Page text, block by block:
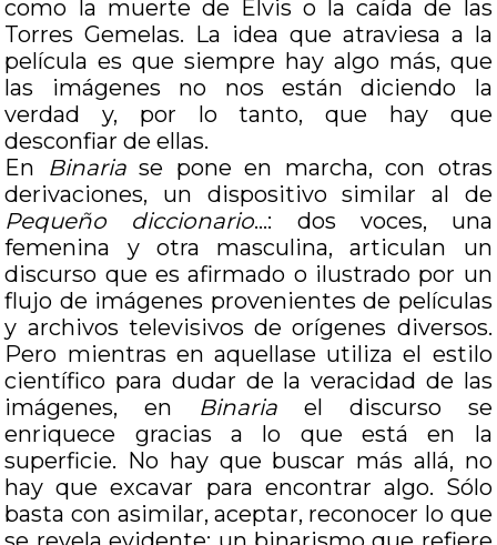
como la muerte de Elvis o la caída de las
Torres Gemelas. La idea que atraviesa a la
película es que siempre hay algo más, que
las imágenes no nos están diciendo la
verdad y, por lo tanto, que hay que
desconfiar de ellas.
En Binariase pone en marcha, con otras
derivaciones, un dispositivo similar al de
Pequeño diccionario…: dos voces, una
femenina y otra masculina, articulan un
discurso que es afirmado o ilustrado por un
flujo de imágenes provenientes de películas
y archivos televisivos de orígenes diversos.
Pero mientras en aquellase utiliza el estilo
científico para dudar de la veracidad de las
imágenes, en Binaria el discurso se
enriquece gracias a lo que está en la
superficie. No hay que buscar más allá, no
hay que excavar para encontrar algo. Sólo
basta con asimilar, aceptar, reconocer lo que